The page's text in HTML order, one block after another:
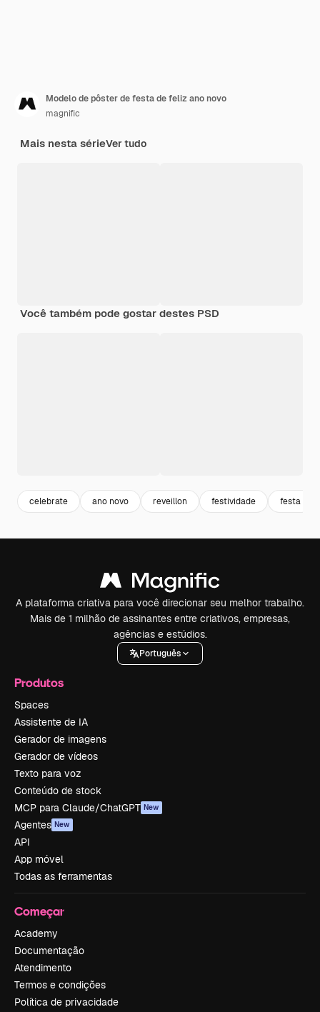
Modelo de pôster de festa de feliz ano novo
magnific
Mais nesta sérieVer tudo
Você também pode gostar destes PSD
celebrate ano novo reveillon festividade festa
A plataforma criativa para você direcionar seu melhor trabalho.
Mais de 1 milhão de assinantes entre criativos, empresas,
agências e estúdios.
Português
Produtos
Spaces
Assistente de IA
Gerador de imagens
Gerador de vídeos
Texto para voz
Conteúdo de stock
MCP para Claude/ChatGPT New
Agentes New
API
App móvel
Todas as ferramentas
Começar
Academy
Documentação
Atendimento
Termos e condições
Política de privacidade